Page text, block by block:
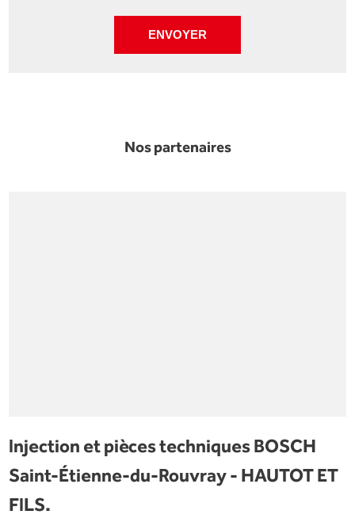
Nos partenaires
Injection et pièces techniques BOSCH
Saint-Étienne-du-Rouvray - HAUTOT ET
FILS.